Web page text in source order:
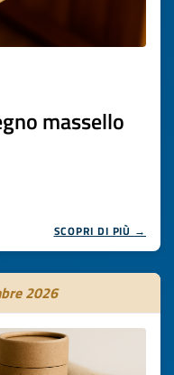
massello
SCOPRI DI PIÙ →
2026